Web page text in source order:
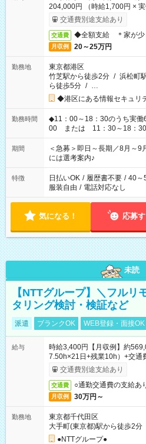
204,000円 （時給1,700円 × 実
交通費別途支給あり
交通費 ◆全額支給 ＊家が少
月収例 20～25万円
勤務地
東京都港区
竹芝駅から徒歩2分 / 浜松町
ら徒歩5分 / …
◆港区にある情報セキュリ
勤務時間
◆11：00～18：30のうち実働
00 または 11：30～18：30 。*。ブランクOK！。*。
ば前職が、 在宅/財団法人/事
スタッフ スイーツ販売/ホテ
業界から入社して活躍されてい
期間
＜急募＞即日～長期／8月～9
には選考案内♪
特徴 日払いOK / 履歴書不要 / 40～
服装自由 / 電話対応なし
気になる！ 応募
未読
【NTTグループ】＼フルリ
タリング検討・検証など
派遣 ブランクOK WEB登録・面接OK
給与
時給3,400円【月収例】約
7.50h×21日+残業10h）+交通
交通費別途支給あり
交通費 ○通勤交通費の支給あ
月収例 30万円～
勤務地
東京都千代田区
大手町(東京都)駅から徒歩2分
●NTTグループ●